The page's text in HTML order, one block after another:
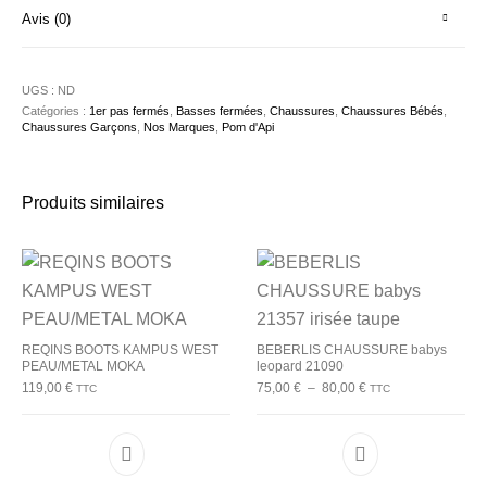
Avis (0)
UGS : ND
Catégories : 1er pas fermés ,Basses fermées ,Chaussures ,Chaussures Bébés
Chaussures Garçons ,Nos Marques ,Pom d'Api
Produits similaires
REQINS BOOTS KAMPUS WEST
PEAU/METAL MOKA
119,00€ TTC
Ce produit a plusieurs variations. Les options
BEBERLIS CHAUSSURE babys
leopard 21090
75,00 € – 80,00 €Plage de prix :
TTC
Ce produit a